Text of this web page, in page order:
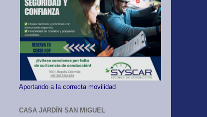
Aportando a la correcta movilidad
CASA JARDÍN SAN MIGUEL